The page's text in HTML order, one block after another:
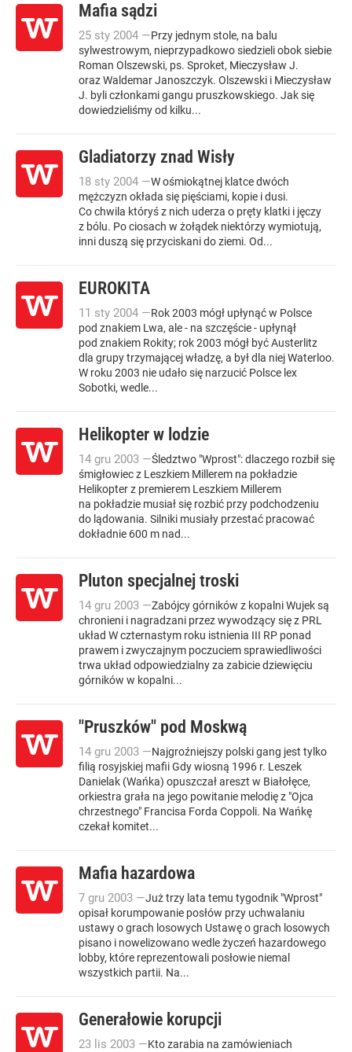
Mafia sądzi
25 sty 2004 —Przy jednym stole, na balu
sylwestrowym, nieprzypadkowo siedzieli obok siebie
Roman Olszewski, ps. Sproket, Mieczysław J.
oraz Waldemar Janoszczyk. Olszewski i Mieczysław
J. byli członkami gangu pruszkowskiego. Jak się
dowiedzieliśmy od kilku...
Gladiatorzy znad Wisły
18 sty 2004 —W ośmiokątnej klatce dwóch
mężczyzn okłada się pięściami, kopie i dusi.
Co chwila któryś z nich uderza o pręty klatki i jęczy
z bólu. Po ciosach w żołądek niektórzy wymiotują,
inni duszą się przyciskani do ziemi. Od...
EUROKITA
11 sty 2004 —Rok 2003 mógł upłynąć w Polsce
pod znakiem Lwa, ale - na szczęście - upłynął
pod znakiem Rokity; rok 2003 mógł być Austerlitz
dla grupy trzymającej władzę, a był dla niej Waterloo.
W roku 2003 nie udało się narzucić Polsce lex
Sobotki, wedle...
Helikopter w lodzie
14 gru 2003 —Śledztwo "Wprost": dlaczego rozbił się
śmigłowiec z Leszkiem Millerem na pokładzie
Helikopter z premierem Leszkiem Millerem
na pokładzie musiał się rozbić przy podchodzeniu
do lądowania. Silniki musiały przestać pracować
dokładnie 600 m nad...
Pluton specjalnej troski
14 gru 2003 —Zabójcy górników z kopalni Wujek są
chronieni i nagradzani przez wywodzący się z PRL
układ W czternastym roku istnienia III RP ponad
prawem i zwyczajnym poczuciem sprawiedliwości
trwa układ odpowiedzialny za zabicie dziewięciu
górników w kopalni...
"Pruszków" pod Moskwą
14 gru 2003 —Najgroźniejszy polski gang jest tylko
filią rosyjskiej mafii Gdy wiosną 1996 r. Leszek
Danielak (Wańka) opuszczał areszt w Białołęce,
orkiestra grała na jego powitanie melodię z "Ojca
chrzestnego" Francisa Forda Coppoli. Na Wańkę
czekał komitet...
Mafia hazardowa
7 gru 2003 —Już trzy lata temu tygodnik "Wprost"
opisał korumpowanie posłów przy uchwalaniu
ustawy o grach losowych Ustawę o grach losowych
pisano i nowelizowano wedle życzeń hazardowego
lobby, które reprezentowali posłowie niemal
wszystkich partii. Na...
Generałowie korupcji
23 lis 2003 —Kto zarabia na zamówieniach